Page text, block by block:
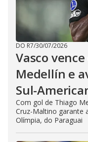
DO R7/30/07/2026
Vasco
Medellín e
Sul-
Com gol de Thiago
Cruz-Maltino garante
Olímpia, do Paraguai